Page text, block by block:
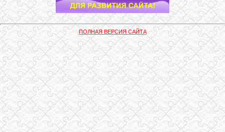
ПОЛНАЯ ВЕРСИЯ САЙТА